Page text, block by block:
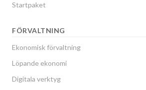
Startpaket
FÖRVALTNING
Ekonomisk förvaltning
Löpande ekonomi
Digitala verktyg